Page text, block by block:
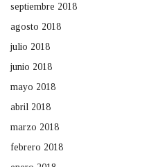
septiembre 2018
agosto 2018
julio 2018
junio 2018
mayo 2018
abril 2018
marzo 2018
febrero 2018